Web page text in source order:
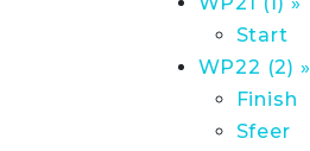
Start
WP22 (2) »
Finish
Sfeer